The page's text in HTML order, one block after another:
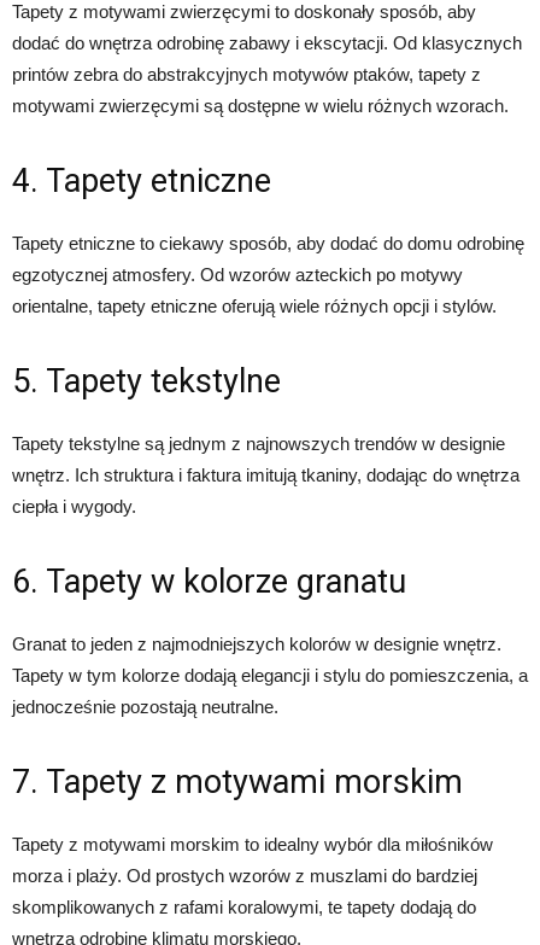
Tapety z motywami zwierzęcymi to doskonały sposób, aby
dodać do wnętrza odrobinę zabawy i ekscytacji. Od klasycznych
printów zebra do abstrakcyjnych motywów ptaków, tapety z
motywami zwierzęcymi są dostępne w wielu różnych wzorach.
4. Tapety etniczne
Tapety etniczne to ciekawy sposób, aby dodać do domu odrobinę
egzotycznej atmosfery. Od wzorów azteckich po motywy
orientalne, tapety etniczne oferują wiele różnych opcji i stylów.
5. Tapety tekstylne
Tapety tekstylne są jednym z najnowszych trendów w designie
wnętrz. Ich struktura i faktura imitują tkaniny, dodając do wnętrza
ciepła i wygody.
6. Tapety w kolorze granatu
Granat to jeden z najmodniejszych kolorów w designie wnętrz.
Tapety w tym kolorze dodają elegancji i stylu do pomieszczenia, a
jednocześnie pozostają neutralne.
7. Tapety z motywami morskim
Tapety z motywami morskim to idealny wybór dla miłośników
morza i plaży. Od prostych wzorów z muszlami do bardziej
skomplikowanych z rafami koralowymi, te tapety dodają do
wnętrza odrobinę klimatu morskiego.